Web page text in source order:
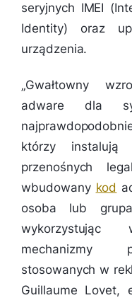
seryjnych IMEI
Identity) oraz
urządzenia.
„Gwałtowny
adware dla
którzy instalują
przenośnych
wbudowany kod
osoba lub
mechanizmy
stosowanych w
Guillaume Lovet,